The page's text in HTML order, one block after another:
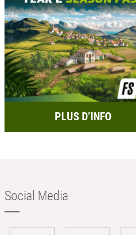
PLUS D’INFO
Social Media